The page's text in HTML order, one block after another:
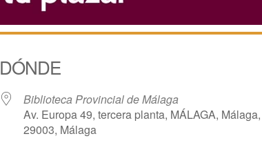
DÓNDE
Biblioteca Provincial de Málaga
Av. Europa 49, tercera planta, MÁLAGA, Málaga,
29003, Málaga